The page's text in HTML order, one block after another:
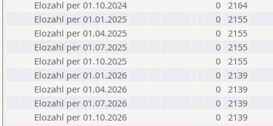
Elozahl per 01.10.2024
0 2164
Elozahl per 01.01.2025
0 2155
Elozahl per 01.04.2025
0 2155
Elozahl per 01.07.2025
0 2155
Elozahl per 01.10.2025
0 2155
Elozahl per 01.01.2026
0 2139
Elozahl per 01.04.2026
0 2139
Elozahl per 01.07.2026
0 2139
Elozahl per 01.10.2026
0 2139